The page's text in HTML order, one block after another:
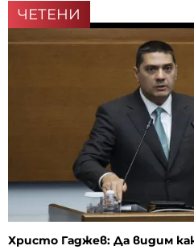
ЧЕТЕНИ
Христо Гаджев: Да видим